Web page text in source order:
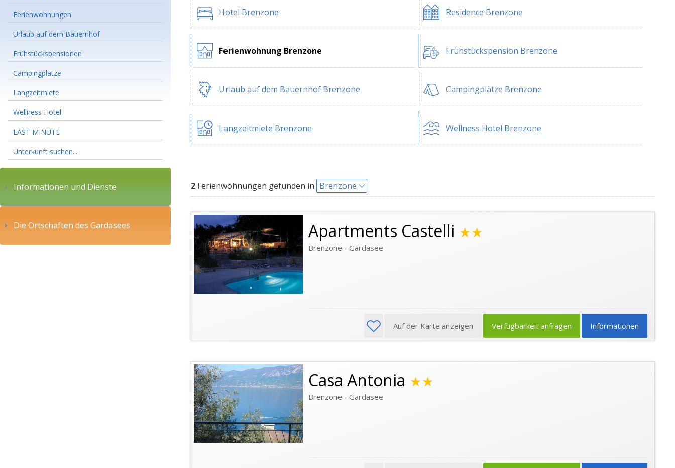
Ferienwohnungen
Urlaub auf dem Bauernhof
Frühstückspensionen
Campingplätze
Langzeitmiete
Wellness Hotel
LAST MINUTE
Unterkunft suchen...
Informationen und Dienste
Die Ortschaften des Gardasees
Hotel Brenzone Residence Brenzone
Ferienwohnung Brenzone Frühstückspension Brenzone
Urlaub auf dem Bauernhof Brenzone Campingplätze Brenzone
Langzeitmiete Brenzone Wellness Hotel Brenzone
2 Ferienwohnungen gefunden in Brenzone
Apartments Castelli ★★
Brenzone - Gardasee
Informationen
Verfügbarkeit anfragen
Auf der Karte anzeigen
Casa Antonia ★★
Brenzone - Gardasee